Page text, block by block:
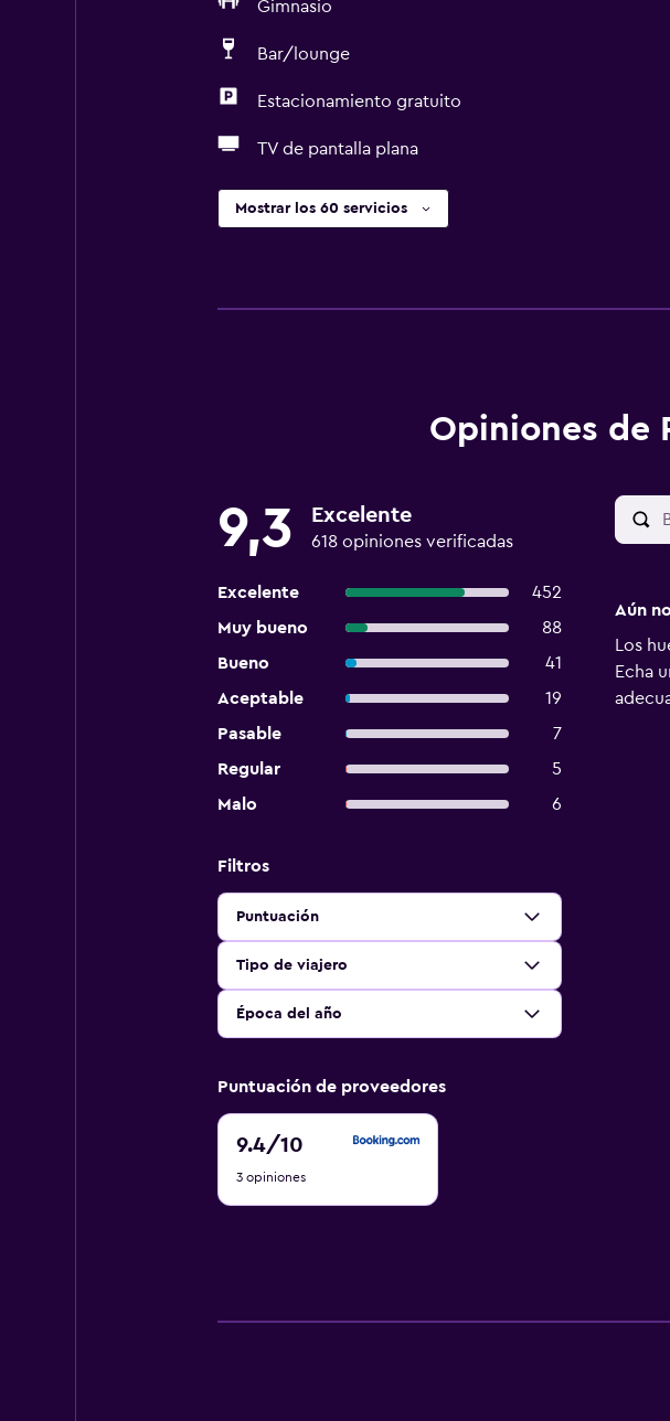
Gimnasio
Bar/lounge
Estacionamiento gratuito
TV de pantalla plana
Mostrar los 60 servicios
Opiniones de
9,3 Excelente
618 opiniones verificadas
Excelente
452
Muy bueno
88
Bueno
41
Aceptable
19
Pasable
7
Regular
5
Malo
6
Filtros
Puntuación
Tipo de viajero
Época del año
Puntuación de proveedores
9.4/10
9.4
10
3 opiniones
Aún
Los
Echa